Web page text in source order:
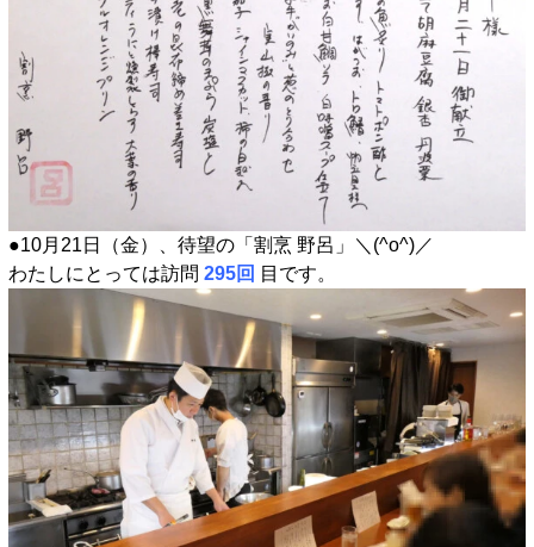
●10月21日（金）、待望の「割烹 野呂」＼(^o^)／
わたしにとっては訪問 295回 目です。